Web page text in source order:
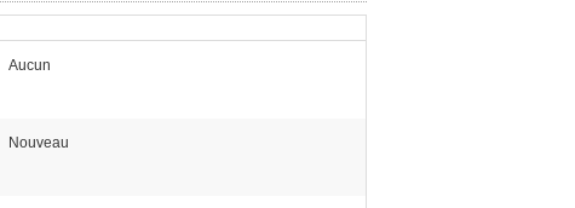
Aucun
Nouveau